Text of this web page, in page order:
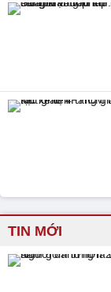
TIN MỚI